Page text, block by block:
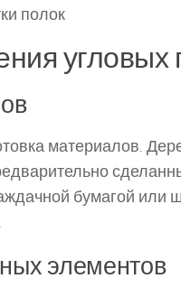
полок
угловых
материалов.
бумагой
элементов